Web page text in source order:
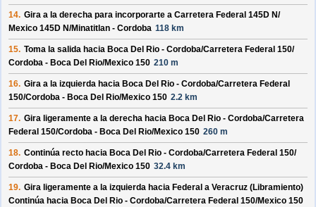
14. Gira a la derecha para incorporarte a Carretera Federal 145D N/
Mexico 145D N/Minatitlan - Cordoba 118 km
15. Toma la salida hacia Boca Del Rio - Cordoba/Carretera Federal 150/
Cordoba - Boca Del Rio/Mexico 150 210 m
16. Gira a la izquierda hacia Boca Del Rio - Cordoba/Carretera Federal
150/Cordoba - Boca Del Rio/Mexico 150 2.2 km
17. Gira ligeramente a la derecha hacia Boca Del Rio - Cordoba/Carretera
Federal 150/Cordoba - Boca Del Rio/Mexico 150 260 m
18. Continúa recto hacia Boca Del Rio - Cordoba/Carretera Federal 150/
Cordoba - Boca Del Rio/Mexico 150 32.4 km
19. Gira ligeramente a la izquierda hacia Federal a Veracruz (Libramiento)
Continúa hacia Boca Del Rio - Cordoba/Carretera Federal 150/Mexico 150